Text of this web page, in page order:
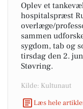
Oplev et
hospitalspræst
overlæge/
sammen
sygdom, tab og
tirsdag den 2.
Støvring.
Kilde: Kultunaut
Læs hele